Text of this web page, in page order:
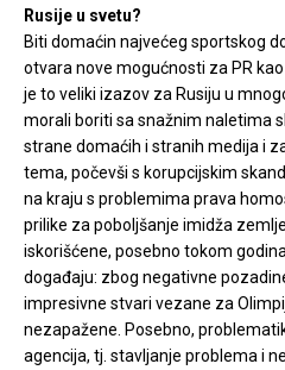
Rusije u svetu?
Biti domaćin najvećeg sportskog
otvara nove mogućnosti za PR
je to veliki izazov za Rusiju u
morali boriti sa snažnim naletima
strane domaćih i stranih medija i
tema, počevši s korupcijskim
na kraju s problemima prava
prilike za poboljšanje imidža
iskorišćene, posebno tokom
događaju: zbog negativne
impresivne stvari vezane za
nezapažene. Posebno,
agencija, tj. stavljanje problema i